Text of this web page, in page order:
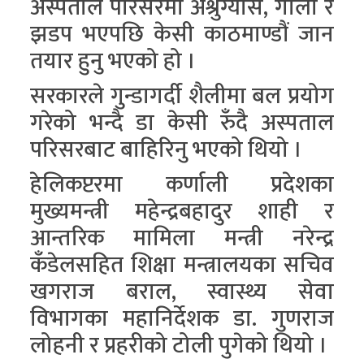
झडप भएपछि केसी काठमाण्डौं जान
तयार हुनु भएको हो ।
सरकारले गुन्डागर्दी शैलीमा बल प्रयोग
गरेको भन्दै डा केसी रुँदै अस्पताल
परिसरबाट बाहिरिनु भएको थियो ।
हेलिकप्टरमा कर्णाली प्रदेशका
मुख्यमन्त्री महेन्द्रबहादुर शाही र
आन्तरिक मामिला मन्त्री नरेन्द्र
कँडेलसहित शिक्षा मन्त्रालयका सचिव
खगराज बराल, स्वास्थ्य सेवा
विभागका महानिर्देशक डा. गुणराज
लोहनी र प्रहरीको टोली पुगेको थियो ।